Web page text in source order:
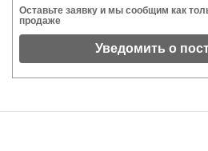
Оставьте заявку и мы сообщим как
продаже
Уведомить о